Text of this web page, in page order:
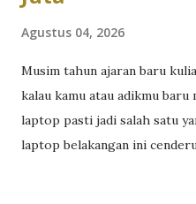
Agustus 04, 2026
Musim tahun ajaran baru
kalau kamu atau adikmu
laptop pasti jadi salah satu
laptop belakangan ini
tenang, dengan bujet di